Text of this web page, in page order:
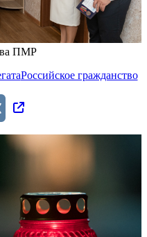
ПМР
Российское гражданство
VK